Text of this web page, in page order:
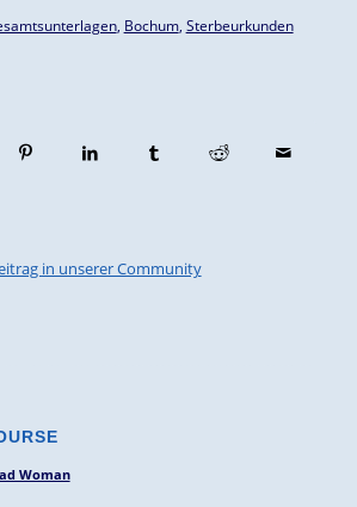
, Bochum, Sterbeurkunden
in unserer Community
Woman